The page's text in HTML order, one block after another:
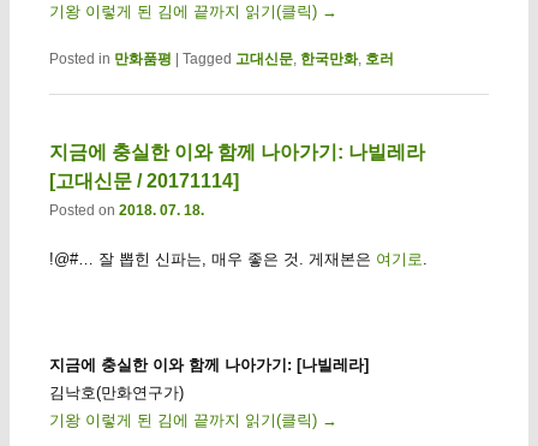
기왕 이렇게 된 김에 끝까지 읽기(클릭) →
Posted in 만화품평 | Tagged 고대신문, 한국만화, 호러
지금에 충실한 이와 함께 나아가기: 나빌레라
[고대신문 / 20171114]
Posted on 2018. 07. 18.
!@#… 잘 뽑힌 신파는, 매우 좋은 것. 게재본은 여기로
지금에 충실한 이와 함께 나아가기: [나빌레라]
김낙호(만화연구가)
기왕 이렇게 된 김에 끝까지 읽기(클릭) →